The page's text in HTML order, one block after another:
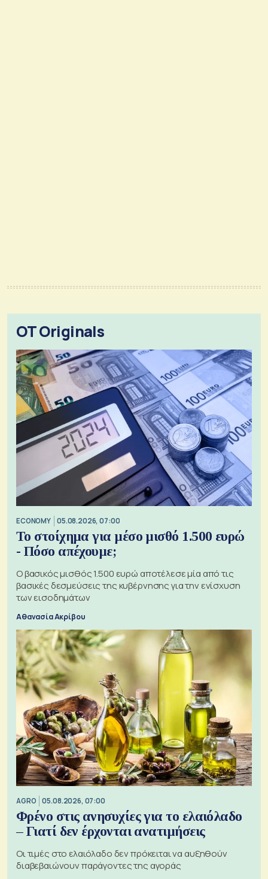
OT Originals
ECONOMY 05.08.2026, 07:00
Το στοίχημα για μέσο μισθό 1.500 ευρώ
- Πόσο απέχουμε;
Ο βασικός μισθός 1.500 ευρώ αποτέλεσε μία από τις
βασικές δεσμεύσεις της κυβέρνησης για την ενίσχυση
των εισοδημάτων
Αθανασία Ακρίβου
AGRO 05.08.2026, 07:00
Φρένο στις ανησυχίες για το ελαιόλαδο
– Γιατί δεν έρχονται ανατιμήσεις
Οι τιμές στο ελαιόλαδο δεν πρόκειται να αυξηθούν
διαβεβαιώνουν παράγοντες της αγοράς